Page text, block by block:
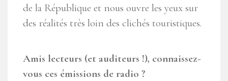
de la République et nous ouvre les yeux sur
des réalités très loin des clichés touristiques.
Amis lecteurs (et auditeurs !), connaissez-
vous ces émissions de radio ?